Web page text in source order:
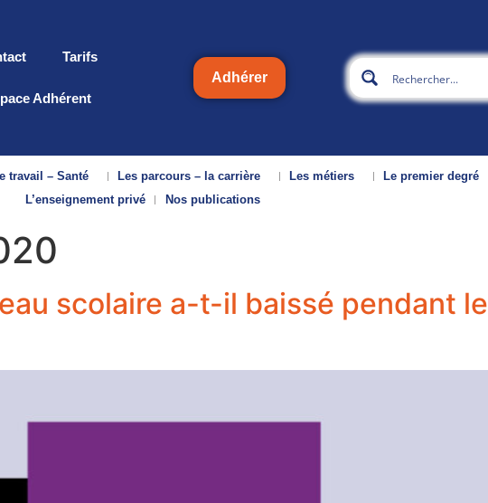
Tarifs
Adhérent
Adhérer
travail – Santé Les parcours – la carrière Les métiers Le premier degré
L’enseignement privé
Nos publications
scolaire a-t-il baissé pendant le